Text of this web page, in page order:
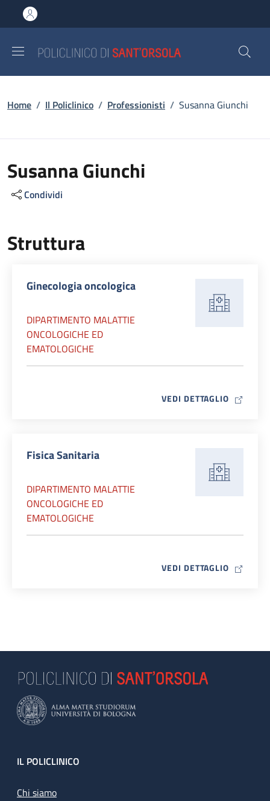
al contenuto principale
to footer content
Briciole di pane
Home / Il Policlinico / Professionisti / Susanna Giunchi
Susanna Giunchi
Condividi
Struttura
Ginecologia oncologica
DIPARTIMENTO MALATTIE
ONCOLOGICHE ED
EMATOLOGICHE
VEDI DETTAGLIO MAP ICON
Fisica Sanitaria
DIPARTIMENTO MALATTIE
ONCOLOGICHE ED
EMATOLOGICHE
VEDI DETTAGLIO MAP ICON
Footer
IL POLICLINICO
Chi siamo